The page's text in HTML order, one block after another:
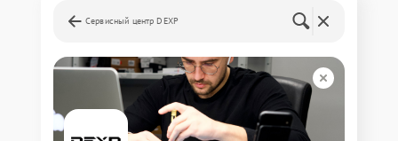
Сервисный центр DEXP